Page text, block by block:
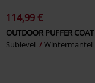
114,99 €
OUTDOOR PUFFER COAT
Sublevel
Wintermantel